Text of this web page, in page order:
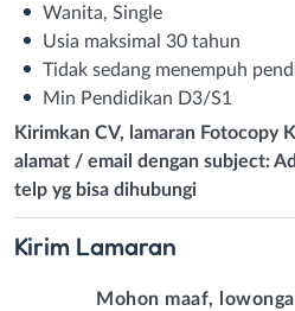
Wanita, Single
Usia maksimal 30 tahun
Tidak sedang menempuh
Min Pendidikan D3/S1
Kirimkan CV, lamaran Fotocopy
alamat / email dengan subject:
telp yg bisa dihubungi
Kirim Lamaran
Mohon maaf,